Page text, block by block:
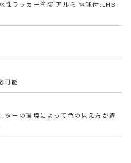
性ラッカー塗装 アルミ 電球付:LHB-
可能
ターの環境によって色の見え方が違